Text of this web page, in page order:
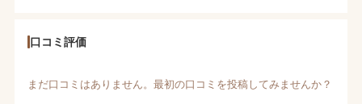
口コミ評価
まだ口コミはありません。最初の口コミを投稿してみませんか？